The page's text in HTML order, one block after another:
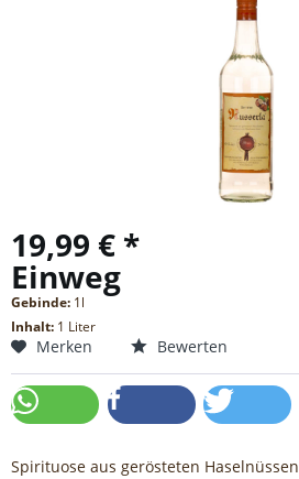
19,99 € *
Einweg
Gebinde: 1l
Inhalt: 1 Liter
Merken Bewerten
Spirituose aus gerösteten Haselnüssen